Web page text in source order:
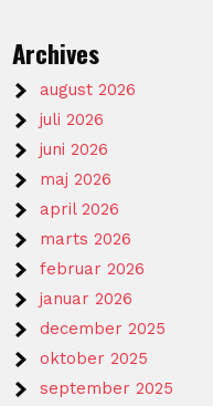
Archives
august 2026
juli 2026
juni 2026
maj 2026
april 2026
marts 2026
februar 2026
januar 2026
december 2025
oktober 2025
september 2025